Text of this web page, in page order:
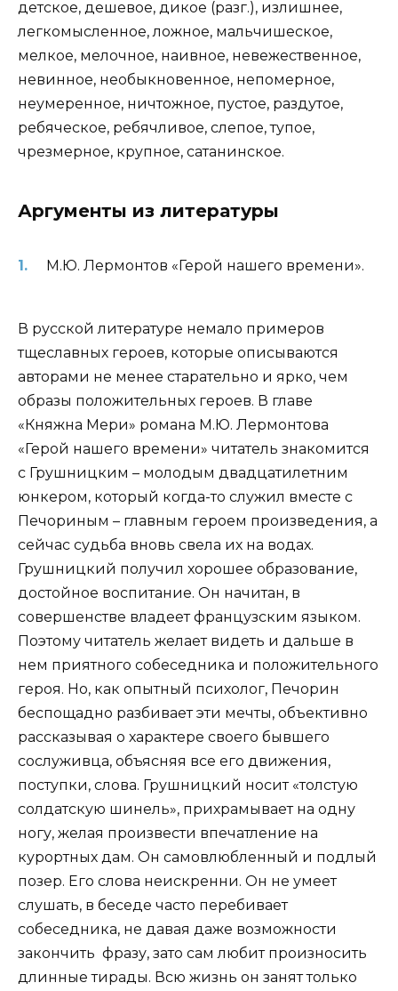
детское, дешевое, дикое (разг.), излишнее,
легкомысленное, ложное, мальчишеское,
мелкое, мелочное, наивное, невежественное,
невинное, необыкновенное, непомерное,
неумеренное, ничтожное, пустое, раздутое,
ребяческое, ребячливое, слепое, тупое,
чрезмерное, крупное, сатанинское.
Аргументы из литературы
М.Ю. Лермонтов «Герой нашего времени».
В русской литературе немало примеров
тщеславных героев, которые описываются
авторами не менее старательно и ярко, чем
образы положительных героев. В главе
«Княжна Мери» романа М.Ю. Лермонтова
«Герой нашего времени» читатель знакомится
с Грушницким – молодым двадцатилетним
юнкером, который когда-то служил вместе с
Печориным – главным героем произведения, а
сейчас судьба вновь свела их на водах.
Грушницкий получил хорошее образование,
достойное воспитание. Он начитан, в
совершенстве владеет французским языком.
Поэтому читатель желает видеть и дальше в
нем приятного собеседника и положительного
героя. Но, как опытный психолог, Печорин
беспощадно разбивает эти мечты, объективно
рассказывая о характере своего бывшего
сослуживца, объясняя все его движения,
поступки, слова. Грушницкий носит «толстую
солдатскую шинель», прихрамывает на одну
ногу, желая произвести впечатление на
курортных дам. Он самовлюбленный и подлый
позер. Его слова неискренни. Он не умеет
слушать, в беседе часто перебивает
собеседника, не давая даже возможности
закончить фразу, зато сам любит произносить
длинные тирады. Всю жизнь он занят только